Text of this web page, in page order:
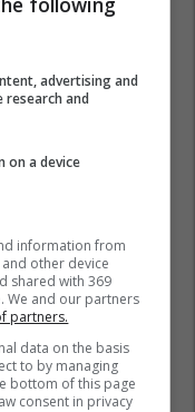
advertising and
research and
on a device
information from
other device
shared with 369
We and our partners
partners.
data on the basis
to by managing
bottom of this page
consent in privacy